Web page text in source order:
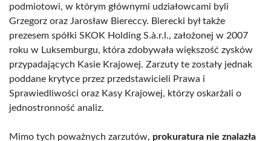
podmiotowi, w którym głównymi udziałowcami byli
Grzegorz oraz Jarosław Biereccy. Bierecki był także
prezesem spółki SKOK Holding S.à.r.l., założonej w 2007
roku w Luksemburgu, która zdobywała większość zysków
przypadających Kasie Krajowej. Zarzuty te zostały jednak
poddane krytyce przez przedstawicieli Prawa i
Sprawiedliwości oraz Kasy Krajowej, którzy oskarżali o
jednostronność analiz.
Mimo tych poważnych zarzutów, prokuratura nie znalazła